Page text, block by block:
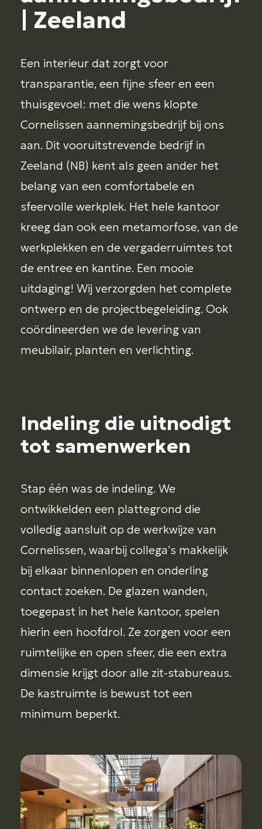
contact
| Zeeland
Een interieur dat zorgt voor
transparantie, een fijne sfeer en een
thuisgevoel: met die wens klopte
Cornelissen aannemingsbedrijf bij ons
aan. Dit vooruitstrevende bedrijf in
Zeeland (NB) kent als geen ander het
belang van een comfortabele en
sfeervolle werkplek. Het hele kantoor
kreeg dan ook een metamorfose, van de
werkplekken en de vergaderruimtes tot
de entree en kantine. Een mooie
uitdaging! Wij verzorgden het complete
ontwerp en de projectbegeleiding. Ook
coördineerden we de levering van
meubilair, planten en verlichting.
Indeling die uitnodigt
tot samenwerken
Stap één was de indeling. We
ontwikkelden een plattegrond die
volledig aansluit op de werkwijze van
Cornelissen, waarbij collega’s makkelijk
bij elkaar binnenlopen en onderling
contact zoeken. De glazen wanden,
toegepast in het hele kantoor, spelen
hierin een hoofdrol. Ze zorgen voor een
ruimtelijke en open sfeer, die een extra
dimensie krijgt door alle zit-stabureaus.
De kastruimte is bewust tot een
minimum beperkt.